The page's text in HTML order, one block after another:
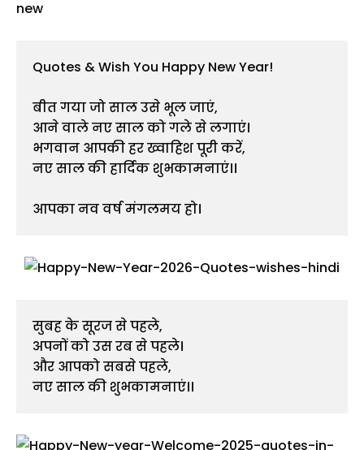
Quotes & Wish You Happy New Year!
बीत गया जो साल उसे भूल जाएं,
आने वाले नए साल को गले से लगाएं।
भगवान आपकी हर ख्वाहिश पूरी करें,
नए साल की हार्दिक शुभकामनाएं।।
आपका नव वर्ष मंगलमय हो।
सुबह के सूरज से पहले,
अपनों को उस रब से पहले।
और आपको सबसे पहले,
नए साल की शुभकामनाएं।।